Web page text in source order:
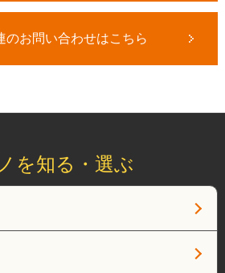
のお問い合わせはこちら
を知る・選ぶ